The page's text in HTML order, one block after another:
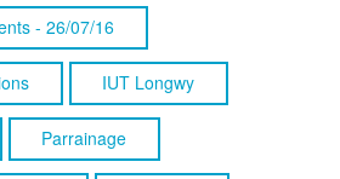
- 26/07/16
IUT Longwy
Parrainage